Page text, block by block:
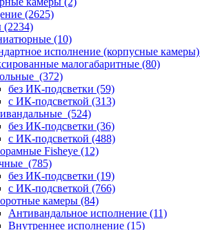
(2625)
(2234)
(10)
исполнение (корпусные камеры)
малогабаритные (80)
(372)
без ИК-подсветки (59)
с ИК-подсветкой (313)
(524)
без ИК-подсветки (36)
с ИК-подсветкой (488)
Fisheye (12)
(785)
без ИК-подсветки (19)
с ИК-подсветкой (766)
камеры (84)
Антивандальное исполнение (11)
Внутреннее исполнение (15)